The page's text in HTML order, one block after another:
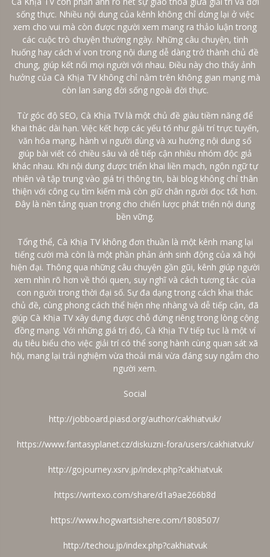
sống thực. Nhiều nội dung của kênh không chỉ dừng lại ở việc
xem cho vui mà còn được người xem mang ra thảo luận trong
các cuộc trò chuyện thường ngày. Những câu chuyện, tình
huống hay cách ví von trong nội dung dễ dàng trở thành chủ đề
chung, giúp kết nối mọi người với nhau. Điều này cho thấy ảnh
hưởng của Cà Khịa TV không chỉ nằm trên không gian mạng mà
còn lan sang đời sống ngoài đời thực.
Từ góc độ SEO, Cà Khịa TV là một chủ đề giàu tiềm năng để
khai thác dài hạn. Việc kết hợp các yếu tố như giải trí trực tuyến,
văn hóa mạng, hành vi người dùng và xu hướng nội dung số
giúp bài viết có chiều sâu và dễ tiếp cận nhiều nhóm độc giả
khác nhau. Khi nội dung được triển khai liền mạch, ngôn ngữ tự
nhiên và tập trung vào giá trị thông tin, bài blog không chỉ thân
thiện với công cụ tìm kiếm mà còn giữ chân người đọc tốt hơn.
Đây là nền tảng quan trọng cho chiến lược phát triển nội dung
bền vững.
Tổng thể, Cà Khịa TV không đơn thuần là một kênh mang lại
tiếng cười mà còn là một phần phản ánh sinh động của xã hội
hiện đại. Thông qua những câu chuyện gần gũi, kênh giúp người
xem nhìn rõ hơn về thói quen, suy nghĩ và cách tương tác của
con người trong thời đại số. Sự đa dạng trong cách khai thác
chủ đề, cùng phong cách thể hiện nhẹ nhàng và dễ tiếp cận, đã
giúp Cà Khịa TV xây dựng được chỗ đứng riêng trong lòng cộng
đồng mạng. Với những giá trị đó, Cà Khịa TV tiếp tục là một ví
dụ tiêu biểu cho việc giải trí có thể song hành cùng quan sát xã
hội, mang lại trải nghiệm vừa thoải mái vừa đáng suy ngẫm cho
người xem.
Social
http://jobboard.piasd.org/author/cakhiatvuk/
https://www.fantasyplanet.cz/diskuzni-fora/users/cakhiatvuk/
http://gojourney.xsrv.jp/index.php?cakhiatvuk
https://writexo.com/share/d1a9ae266b8d
https://www.hogwartsishere.com/1808507/
http://techou.jp/index.php?cakhiatvuk